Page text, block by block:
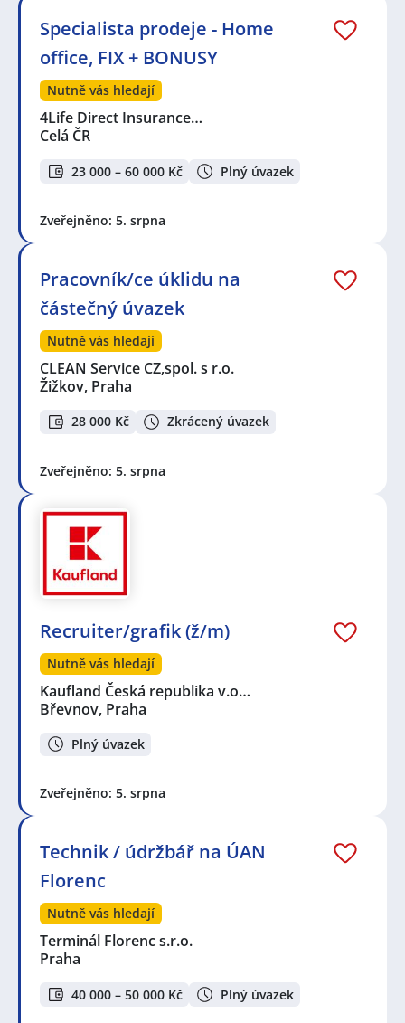
Specialista prodeje - Home
office, FIX + BONUSY
Nutně vás hledají
4Life Direct Insurance…
Celá ČR
23 000 – 60 000 Kč Plný úvazek
Zveřejněno: 5. srpna
Pracovník/ce úklidu na
částečný úvazek
Nutně vás hledají
CLEAN Service CZ,spol. s r.o.
Žižkov, Praha
28 000 Kč Zkrácený úvazek
Zveřejněno: 5. srpna
Recruiter/grafik (ž/m)
Nutně vás hledají
Kaufland Česká republika v.o…
Břevnov, Praha
Plný úvazek
Zveřejněno: 5. srpna
Technik / údržbář na ÚAN
Florenc
Nutně vás hledají
Terminál Florenc s.r.o.
Praha
40 000 – 50 000 Kč Plný úvazek